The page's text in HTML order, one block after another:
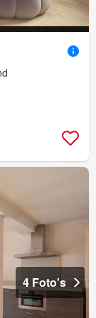
4 Foto's